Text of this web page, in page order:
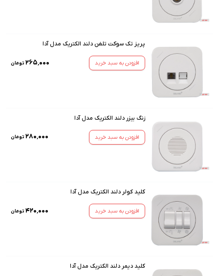
پریز تک سوکت تلفن دلند الکتریک مدل آدا
افزودن به سبد خرید ۲۶۵٬۰۰۰ تومان
زنگ بیزر دلند الکتریک مدل آدا
افزودن به سبد خرید ۲۸۰٬۰۰۰ تومان
کلید کولر دلند الکتریک مدل آدا
افزودن به سبد خرید ۴۲۰٬۰۰۰ تومان
کلید دیمر دلند الکتریک مدل آدا